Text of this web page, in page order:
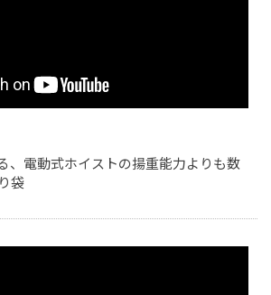
、電動式ホイストの揚重能力よりも数
袋